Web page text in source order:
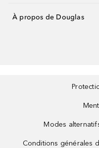
À propos de Douglas
Modes
Conditions générales